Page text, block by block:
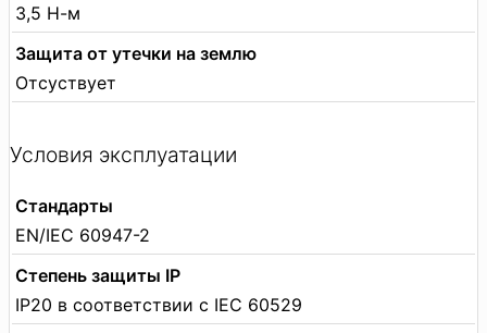
3,5 Н-м
Защита от утечки на землю
Отсуствует
Условия эксплуатации
Стандарты
EN/IEC 60947-2
Степень защиты IP
IP20 в соответствии с IEC 60529